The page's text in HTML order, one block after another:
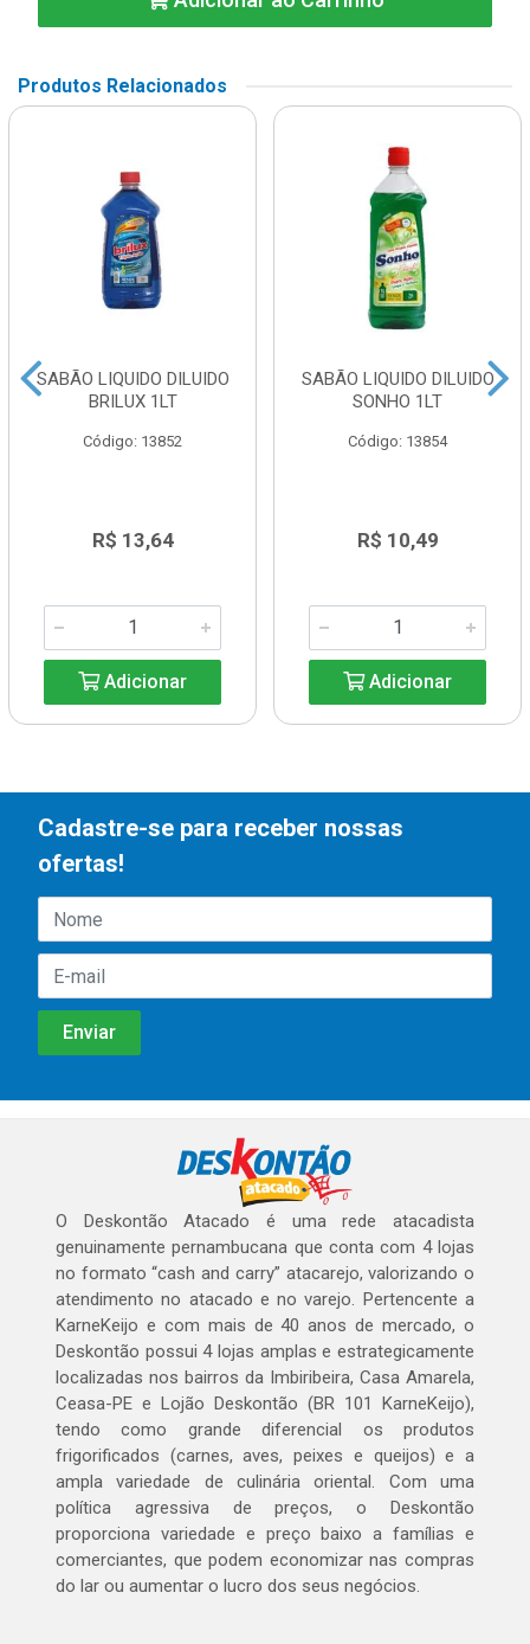
Produtos Relacionados
SABÃO LIQUIDO DILUIDO
BRILUX 1LT
Código: 13852
R$ 13,64
Adicionar
SABÃO LIQUIDO DILUIDO
SONHO 1LT
Código: 13854
R$ 10,49
Adicionar
Cadastre-se para receber nossas
ofertas!
O Deskontão Atacado é uma rede atacadista
genuinamente pernambucana que conta com 4 lojas
no formato “cash and carry” atacarejo, valorizando o
atendimento no atacado e no varejo. Pertencente a
KarneKeijo e com mais de 40 anos de mercado, o
Deskontão possui 4 lojas amplas e estrategicamente
localizadas nos bairros da Imbiribeira, Casa Amarela,
Ceasa-PE e Lojão Deskontão (BR 101 KarneKeijo),
tendo como grande diferencial os produtos
frigorificados (carnes, aves, peixes e queijos) e a
ampla variedade de culinária oriental. Com uma
política agressiva de preços, o Deskontão
proporciona variedade e preço baixo a famílias e
comerciantes, que podem economizar nas compras
do lar ou aumentar o lucro dos seus negócios.